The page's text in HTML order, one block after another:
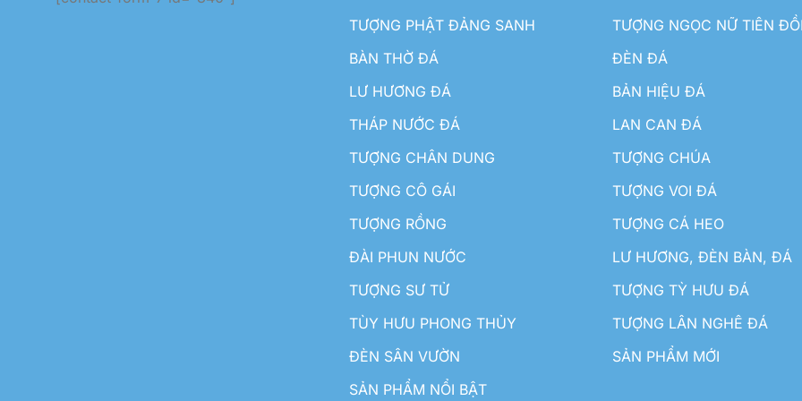
TƯỢNG PHẬT ĐẢNG SANH
TƯỢNG NGỌC NỮ TIÊN
BÀN THỜ ĐÁ
ĐÈN ĐÁ
LƯ HƯƠNG ĐÁ
BẢN HIỆU ĐÁ
THÁP NƯỚC ĐÁ
LAN CAN ĐÁ
TƯỢNG CHÂN DUNG
TƯỢNG CHÚA
TƯỢNG CÔ GÁI
TƯỢNG VOI ĐÁ
TƯỢNG RỒNG
TƯỢNG CÁ HEO
ĐÀI PHUN NƯỚC
LƯ HƯƠNG, ĐÈN BÀN, ĐÁ
TƯỢNG SƯ TỬ
TƯỢNG TỲ HƯU ĐÁ
TÙY HƯU PHONG THỦY
TƯỢNG LÂN NGHÊ ĐÁ
ĐÈN SÂN VƯỜN
SẢN PHẨM MỚI
SẢN PHẨM NỔI BẬT